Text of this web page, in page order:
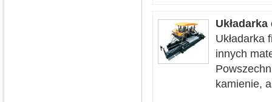
Układarka
innych
kamienie,